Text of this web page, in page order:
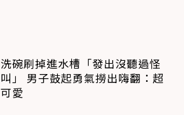
洗碗刷掉進水槽「發出沒聽過怪
叫」 男子鼓起勇氣撈出嗨翻：超
可愛